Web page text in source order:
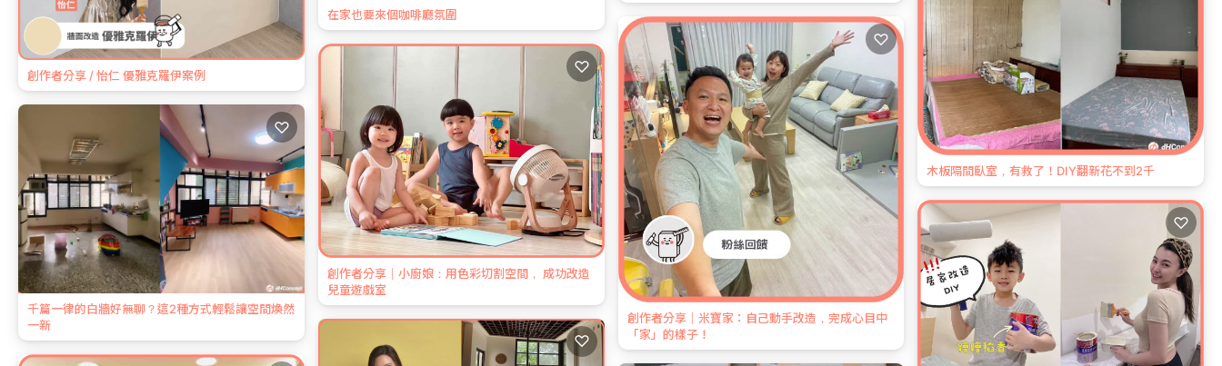
創作者分享 / 怡仁 優雅克羅伊案例
在家也要來個咖啡廳氛圍
木板隔間臥室，有救了！DIY翻新花不到2千
千篇一律的白牆好無聊？這2種方式輕鬆讓空間煥然
一新
♡
創作者分享｜小廚娘：用色彩切割空間， 成功改造
兒童遊戲室
♡
創作者分享｜米寶家：自己動手改造，完成心目中
「家」的樣子！
♡
♡
♡